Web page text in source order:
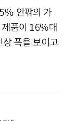
안팎의 가
제품이 16%대
폭을 보이고